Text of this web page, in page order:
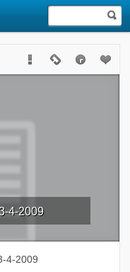
4-2009
4-2009